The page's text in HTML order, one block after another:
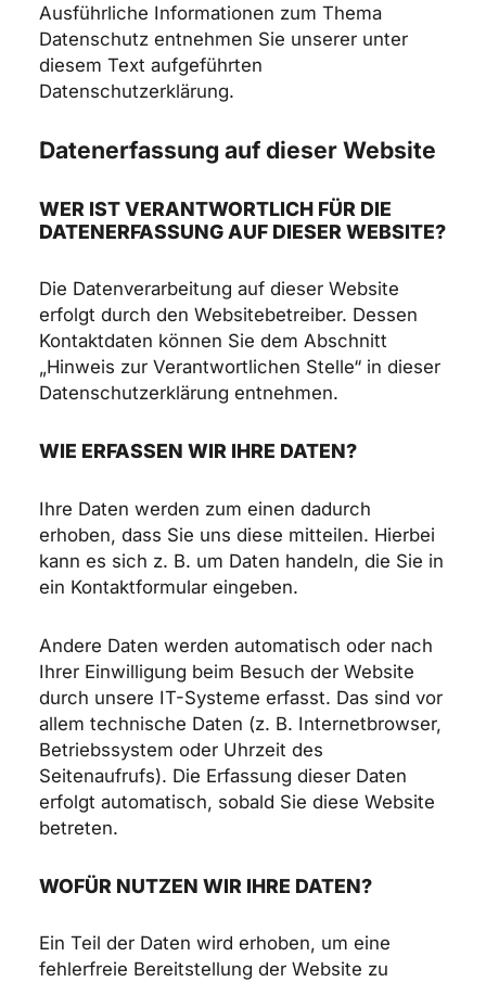
Ausführliche Informationen zum Thema
Datenschutz entnehmen Sie unserer unter
diesem Text aufgeführten
Datenschutzerklärung.
Datenerfassung auf dieser Website
WER IST VERANTWORTLICH FÜR DIE
DATENERFASSUNG AUF DIESER WEBSITE?
Die Datenverarbeitung auf dieser Website
erfolgt durch den Websitebetreiber. Dessen
Kontaktdaten können Sie dem Abschnitt
„Hinweis zur Verantwortlichen Stelle“ in dieser
Datenschutzerklärung entnehmen.
WIE ERFASSEN WIR IHRE DATEN?
Ihre Daten werden zum einen dadurch
erhoben, dass Sie uns diese mitteilen. Hierbei
kann es sich z. B. um Daten handeln, die Sie in
ein Kontaktformular eingeben.
Andere Daten werden automatisch oder nach
Ihrer Einwilligung beim Besuch der Website
durch unsere IT-Systeme erfasst. Das sind vor
allem technische Daten (z. B. Internetbrowser,
Betriebssystem oder Uhrzeit des
Seitenaufrufs). Die Erfassung dieser Daten
erfolgt automatisch, sobald Sie diese Website
betreten.
WOFÜR NUTZEN WIR IHRE DATEN?
Ein Teil der Daten wird erhoben, um eine
fehlerfreie Bereitstellung der Website zu